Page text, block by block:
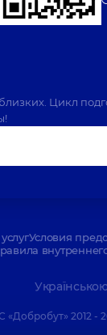
Цикл
Условия
«Добробут» 2012 -